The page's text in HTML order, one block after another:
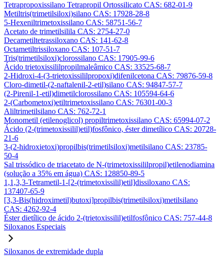
Tetrapropoxissilano Tetrapropil Ortossilicato CAS: 682-01-9
Metiltris(trimetilsiloxi)silano CAS: 17928-28-8
5-Hexeniltrimetoxissilano CAS: 58751-56-7
Acetato de trimetilsilila CAS: 2754-27-0
Decametiltetrassiloxano CAS: 141-62-8
Octametiltrissiloxano CAS: 107-51-7
Tris(trimetilsiloxi)clorossilano CAS: 17905-99-6
Ácido trietoxissililpropilmaleâmico CAS: 33525-68-7
2-Hidroxi-4-(3-trietoxissililpropoxi)difenilcetona CAS: 79876-59-8
Cloro-dimetil-(2-naftalenil-2-etil)silano CAS: 94847-57-7
(2-Pirenil-1-etil)dimetilclorossilano CAS: 105594-64-6
2-(Carbometoxi)etiltrimetoxissilano CAS: 76301-00-3
Aliltrimetilsilano CAS: 762-72-1
Monometil (etilenoglicol) propiltrimetoxissilano CAS: 65994-07-2
Ácido (2-(trimetoxissilil)etil)fosfônico, éster dimetílico CAS: 20728-
21-6
3-(2-hidroxietoxi)propilbis(trimetilsiloxi)metilsilano CAS: 23785-
50-4
Sal trissódico de triacetato de N-(trimetoxissililpropil)etilenodiamina
(solução a 35% em água) CAS: 128850-89-5
1,1,3,3-Tetrametil-1-[2-(trimetoxissilil)etil]dissiloxano CAS:
137407-65-9
[3,3-Bis(hidroximetil)butoxi]propilbis(trimetilsiloxi)metilsilano
CAS: 4262-92-4
Éster dietílico de ácido 2-(trietoxissilil)etilfosfônico CAS: 757-44-8
Siloxanos Especiais
Siloxanos de extremidade dupla